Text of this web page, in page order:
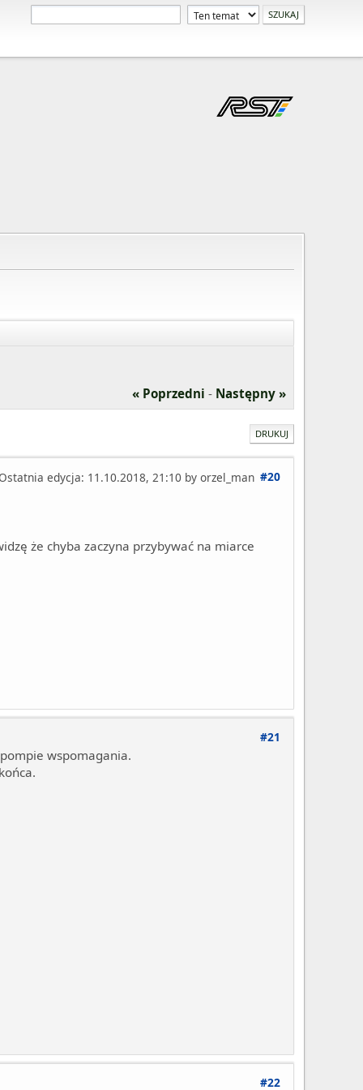
« Poprzedni - Następny »
DRUKUJ
#20
edycja: 11.10.2018, 21:10 by orzel_man
że chyba zaczyna przybywać na miarce
#21
wspomagania.
#22